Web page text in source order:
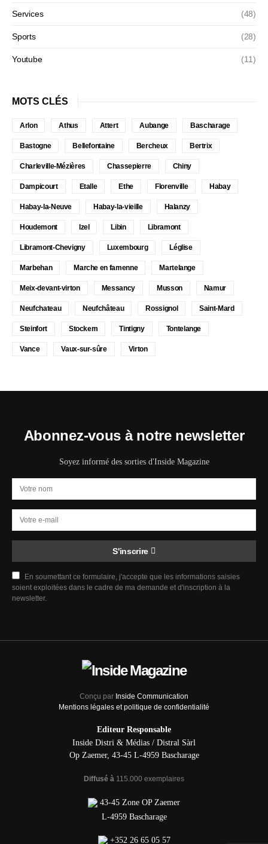
Services (48)
Sports (28)
Youtube (11)
MOTS CLÉS
Arlon Athus Attert Aubange Bascharage
Bastogne Bellefontaine Bercheux Bertrix
Charleville-Mézières Chassepierre Chiny
Dampicourt Etalle Ethe Florenville Habay
Habay-la-Neuve Habay-la-vieille Halanzy
Houdemont Izel Libin Libramont
Libramont-Chevigny Luxembourg Léglise
Marbehan Marche en famenne Martelange
Meix-devant-virton Messancy Musson Namur
Neufchateau Neufchâteau Rossignol Saint-Mard
Steinfort Stockem Tintigny Tontelange
Vance Vaux-sur-sûre Virton
Abonnez-vous à notre newsletter
Soyez informé des sorties d'Inside Magazine
S'inscrire
En soumettant ce formulaire, j'accepte que les informations saisies
soient exploitées dans le cadre de ma demande et d'inscription à la
newsletter.
Conçu par Inside Communication
Mentions légales et politique de confidentialité
Editeur Responsable
Inside Distri & Médias / Distral Sàrl
Op Zaemer, 43-45 L-4959 Bascharage
Diffusé à 115.000 exemplaires
43-45 Zone OP Zaemer
L-4959 Bascharage
+352 26 65 05 57